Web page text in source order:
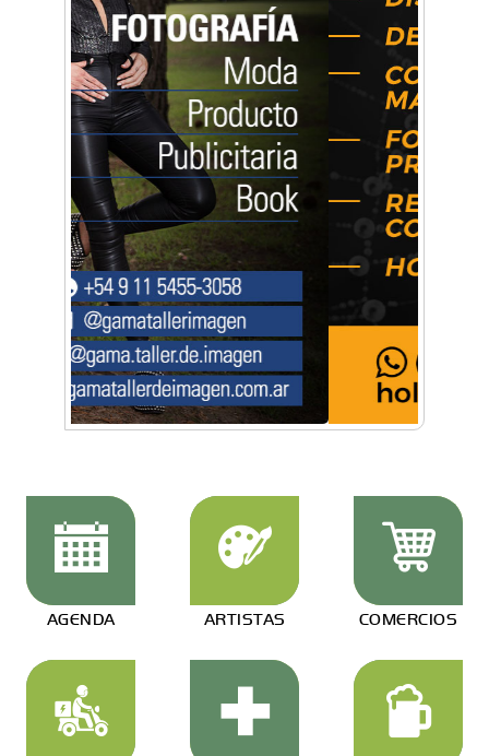
Mariana Croce: "Hoy las empresas necesitan
un asesoramiento integral para crecer con
seguridad"
Música, teatro, yoga, danza y mucho más:
Conocé todos los talleres para aprender y
disfrutar en la Zona Oeste
AGENDA ARTISTAS COMERCIOS